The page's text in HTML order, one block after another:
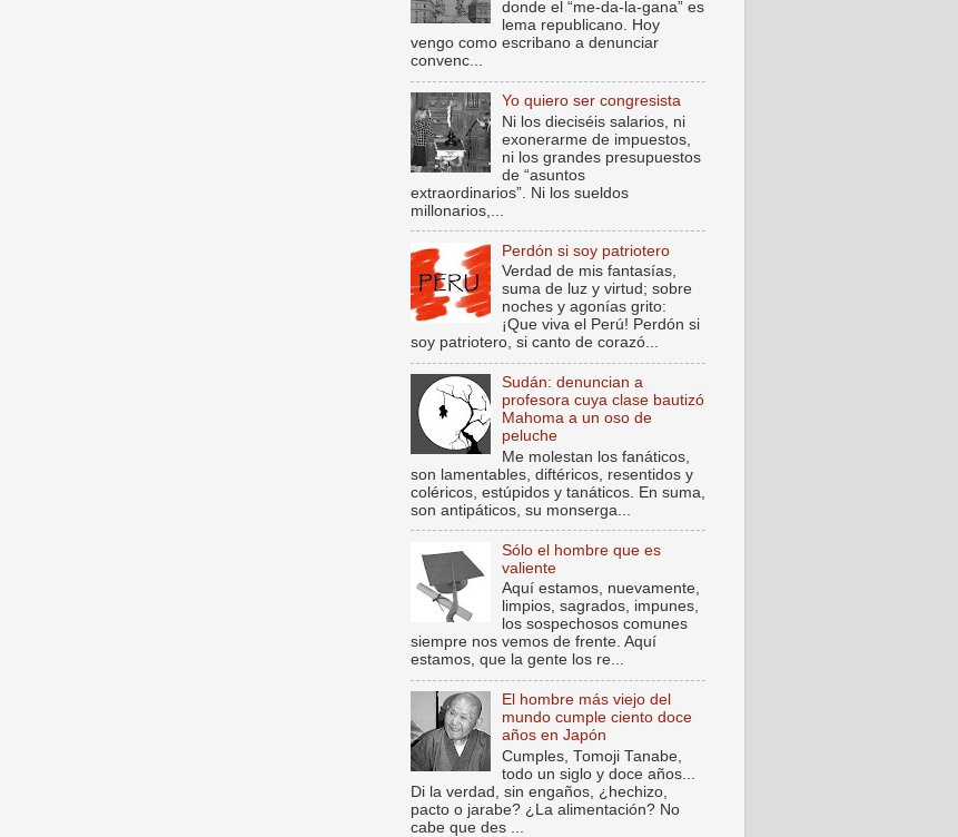
donde el “me-da-la-gana” es
lema republicano. Hoy
vengo como escribano a denunciar
convenc...
Yo quiero ser congresista
Ni los dieciséis salarios, ni
exonerarme de impuestos,
ni los grandes presupuestos
de “asuntos
extraordinarios”. Ni los sueldos
millonarios,...
Perdón si soy patriotero
Verdad de mis fantasías,
suma de luz y virtud; sobre
noches y agonías grito:
¡Que viva el Perú! Perdón si
soy patriotero, si canto de corazó...
Sudán: denuncian a
profesora cuya clase bautizó
Mahoma a un oso de
peluche
Me molestan los fanáticos,
son lamentables, diftéricos, resentidos y
coléricos, estúpidos y tanáticos. En suma,
son antipáticos, su monserga...
Sólo el hombre que es
valiente
Aquí estamos, nuevamente,
limpios, sagrados, impunes,
los sospechosos comunes
siempre nos vemos de frente. Aquí
estamos, que la gente los re...
El hombre más viejo del
mundo cumple ciento doce
años en Japón
Cumples, Tomoji Tanabe,
todo un siglo y doce años...
Di la verdad, sin engaños, ¿hechizo,
pacto o jarabe? ¿La alimentación? No
cabe que des ...